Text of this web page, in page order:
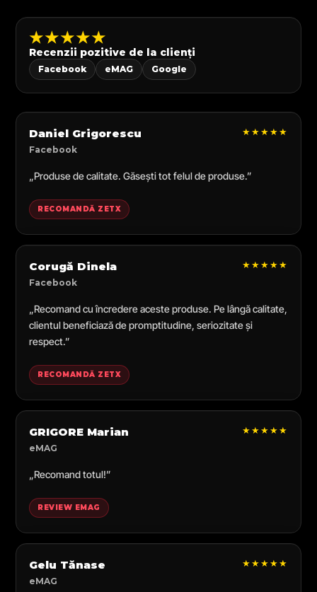
★★★★★
Recenzii pozitive de la clienți
Facebook eMAG Google
Daniel Grigorescu
Facebook
★★★★★
„Produse de calitate. Găsești tot felul de produse.”
RECOMANDĂ ZETX
Corugă Dinela
Facebook
★★★★★
„Recomand cu încredere aceste produse. Pe lângă calitate,
clientul beneficiază de promptitudine, seriozitate și
respect.”
RECOMANDĂ ZETX
GRIGORE Marian
eMAG
★★★★★
„Recomand totul!”
REVIEW EMAG
Gelu Tănase
eMAG
★★★★★